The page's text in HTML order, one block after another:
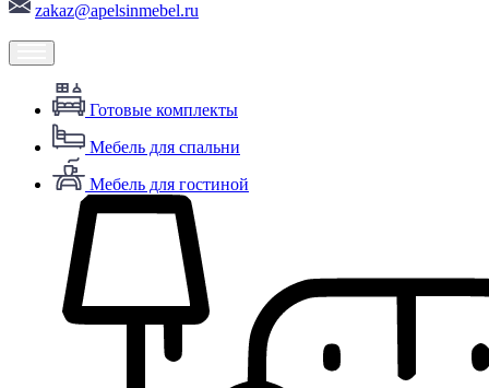
zakaz@apelsinmebel.ru
Готовые комплекты
Мебель для спальни
Мебель для гостиной